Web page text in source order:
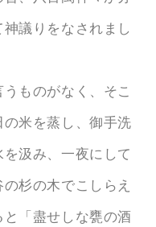
議りをなされまし
ものがなく、そこ
米を蒸し、御手洗
汲み、一夜にして
杉の木でこしらえ
「盡せしな甕の酒